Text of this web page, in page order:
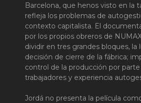
Barcelona, que henos visto en la
refleja los problemas de
contexto capitalista. El
por los propios obreros de
dividir en tres grandes bloques, la
decisión de cierre de la fábrica;
control de la producción por
trabajadores y experiencia
Jordá no presenta la película